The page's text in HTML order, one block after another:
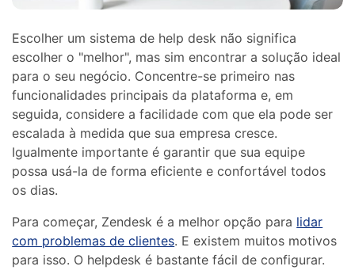
Escolher um sistema de help desk não significa
escolher o "melhor", mas sim encontrar a solução ideal
para o seu negócio. Concentre-se primeiro nas
funcionalidades principais da plataforma e, em
seguida, considere a facilidade com que ela pode ser
escalada à medida que sua empresa cresce.
Igualmente importante é garantir que sua equipe
possa usá-la de forma eficiente e confortável todos
os dias.
Para começar, Zendesk é a melhor opção para lidar
com problemas de clientes. E existem muitos motivos
para isso. O helpdesk é bastante fácil de configurar.